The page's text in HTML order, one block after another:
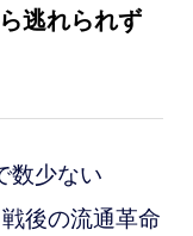
逃れられず
数少ない
後の流通革命